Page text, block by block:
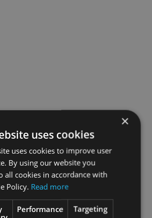
×
uses cookies
uses cookies to improve user
By using our website you
all cookies in accordance with
Policy. Read more
Performance Targeting